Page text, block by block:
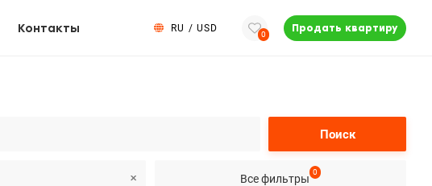
Контакты RU / USD
0
Продать квартиру
Поиск
Все фильтры
0